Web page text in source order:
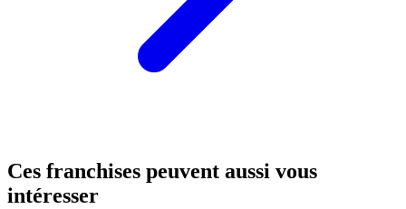
Ces franchises peuvent aussi vous
intéresser